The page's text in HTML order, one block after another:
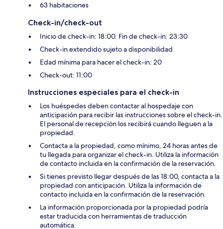
63 habitaciones
Check-in/check-out
Inicio de check-in: 18:00. Fin de check-in: 23:30
Check-in extendido sujeto a disponibilidad
Edad mínima para hacer el check-in: 20
Check-out: 11:00
Instrucciones especiales para el check-in
Los huéspedes deben contactar al hospedaje con
anticipación para recibir las instrucciones sobre el check-in.
El personal de recepción los recibirá cuando lleguen a la
propiedad.
Contacta a la propiedad, como mínimo, 24 horas antes de
tu llegada para organizar el check-in. Utiliza la información
de contacto incluida en la confirmación de la reservación.
Si tienes previsto llegar después de las 18:00, contacta a la
propiedad con anticipación. Utiliza la información de
contacto incluida en la confirmación de la reservación.
La información proporcionada por la propiedad podría
estar traducida con herramientas de traducción
automática.